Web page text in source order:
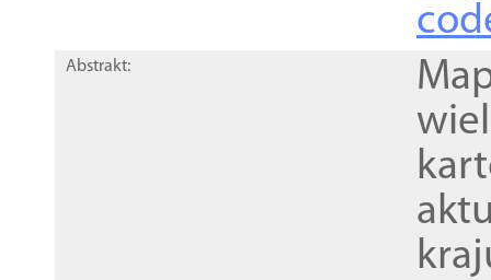
Abstrakt: